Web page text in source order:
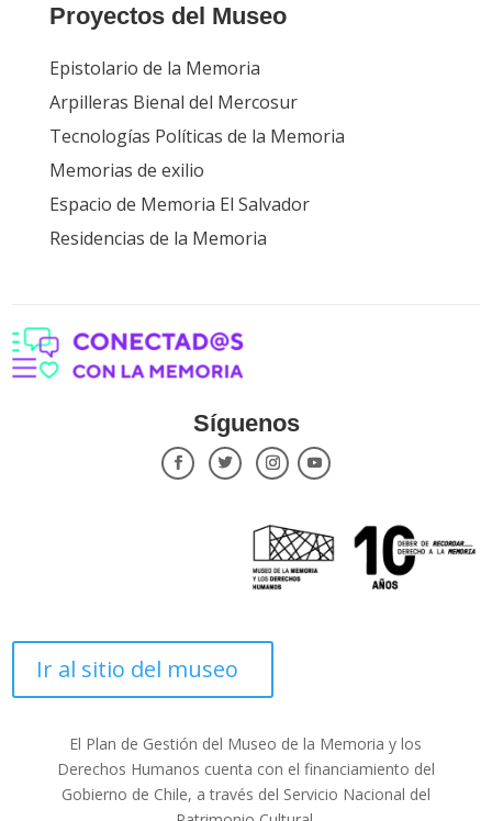
Proyectos del Museo
Epistolario de la Memoria
Arpilleras Bienal del Mercosur
Tecnologías Políticas de la Memoria
Memorias de exilio
Espacio de Memoria El Salvador
Residencias de la Memoria
Síguenos
Ir al sitio del museo
El Plan de Gestión del Museo de la Memoria y los
Derechos Humanos cuenta con el financiamiento del
Gobierno de Chile, a través del Servicio Nacional del